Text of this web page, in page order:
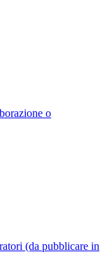
o
(da pubblicare in